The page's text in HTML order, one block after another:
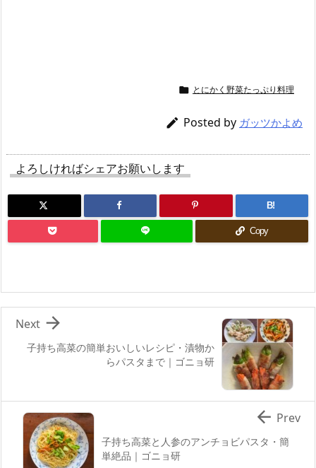
 とにかく野菜たっぷり料理
 Posted by ガッツかよめ
よろしければシェアお願いします
B!
Copy
子持ち高菜の簡単おいしいレシピ・漬物か
らパスタまで｜ゴニョ研

Next
子持ち高菜と人参のアンチョビパスタ・簡
単絶品｜ゴニョ研
 Prev